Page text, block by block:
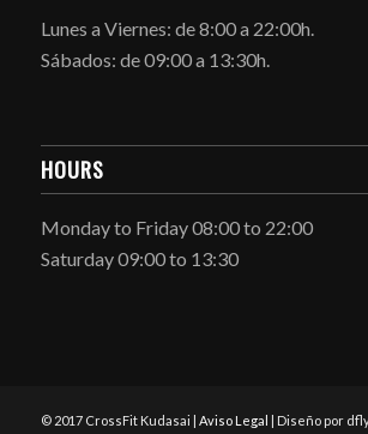
Lunes a Viernes: de 8:00 a 22:00h.
Sábados: de 09:00 a 13:30h.
HOURS
Monday to Friday 08:00 to 22:00
Saturday 09:00 to 13:30
© 2017 CrossFit Kudasai | Aviso Legal | Diseño por